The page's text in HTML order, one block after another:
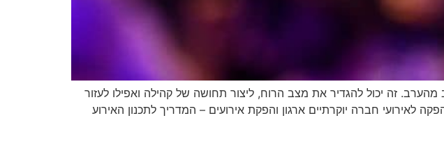
זה יכול להגדיר את מצב הרוח, ליצור תחושה של קהילה ואפילו לעזור
חברה יוקרתיים ארגון והפקת אירועים – המדריך לתכנון האירוע